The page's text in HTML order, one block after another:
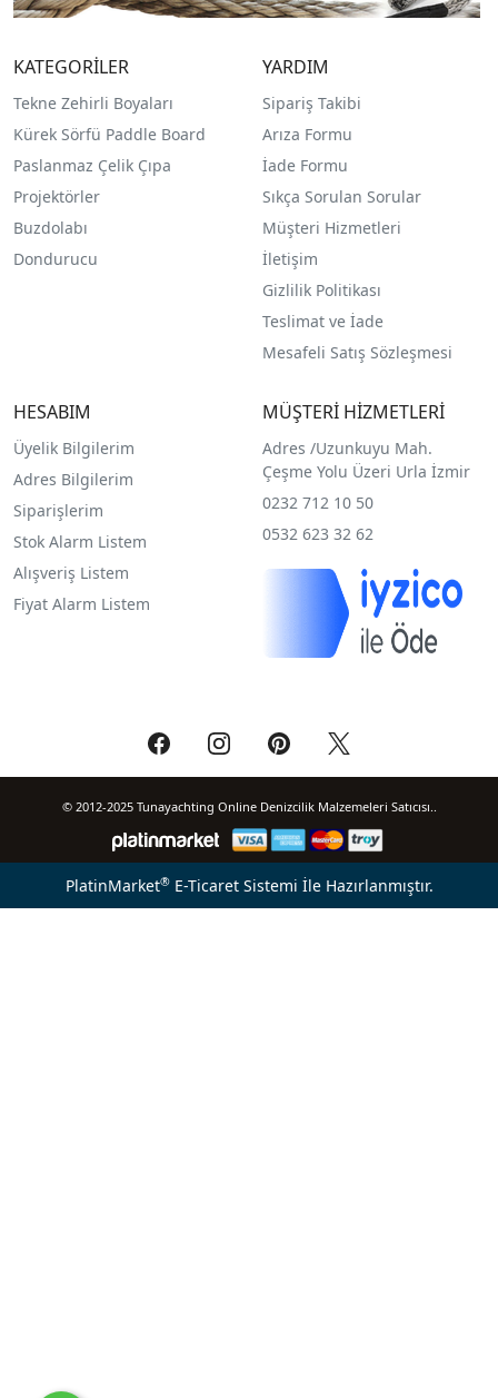
KATEGORİLER
Tekne Zehirli Boyaları
Kürek Sörfü Paddle Board
Paslanmaz Çelik Çıpa
Projektörler
Buzdolabı
Dondurucu
YARDIM
Sipariş Takibi
Arıza Formu
İade Formu
Sıkça Sorulan Sorular
Müşteri Hizmetleri
İletişim
Gizlilik Politikası
Teslimat ve İade
Mesafeli Satış Sözleşmesi
HESABIM
Üyelik Bilgilerim
Adres Bilgilerim
Siparişlerim
Stok Alarm Listem
Alışveriş Listem
Fiyat Alarm Listem
MÜŞTERİ HİZMETLERİ
Adres /Uzunkuyu Mah.
Çeşme Yolu Üzeri Urla İzmir
0232 712 10 50
0532 623 32 62
© 2012-2025 Tunayachting Online Denizcilik Malzemeleri Satıcısı..
PlatinMarket®E-Ticaret Sistemi İle Hazırlanmıştır.